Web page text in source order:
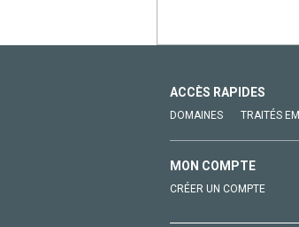
ACCÈS RAPIDES
DOMAINES TRAITÉS
MON COMPTE
CRÉER UN COMPTE